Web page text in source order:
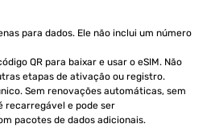
para dados. Ele não inclui um número
QR para baixar e usar o eSIM. Não
etapas de ativação ou registro.
Sem renovações automáticas, sem
recarregável e pode ser
pacotes de dados adicionais.